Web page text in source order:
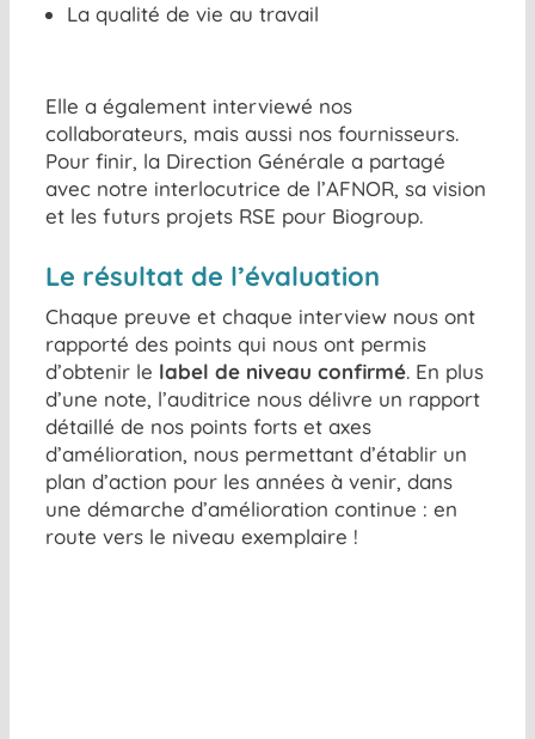
La qualité de vie au travail
Elle a également interviewé nos
collaborateurs, mais aussi nos fournisseurs.
Pour finir, la Direction Générale a partagé
avec notre interlocutrice de l’AFNOR, sa vision
et les futurs projets RSE pour Biogroup.
Le résultat de l’évaluation
Chaque preuve et chaque interview nous ont
rapporté des points qui nous ont permis
d’obtenir le label de niveau confirmé. En plus
d’une note, l’auditrice nous délivre un rapport
détaillé de nos points forts et axes
d’amélioration, nous permettant d’établir un
plan d’action pour les années à venir, dans
une démarche d’amélioration continue : en
route vers le niveau exemplaire !